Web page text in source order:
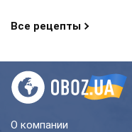
Все рецепты
О компании